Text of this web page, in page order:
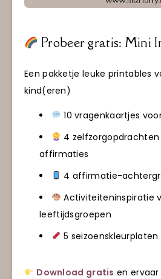
Probeer gratis: Mini
Een pakketje leuke printables
kind(eren)
10 vragenkaartjes
4
affirmaties
4 affirmatie-
Activiteiteninspiratie
leeftijdsgroepen
5 seizoenskleurplaten
Download gratis en